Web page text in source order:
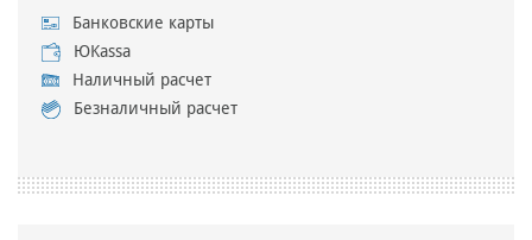
Банковские карты
ЮKassa
Наличный расчет
Безналичный расчет